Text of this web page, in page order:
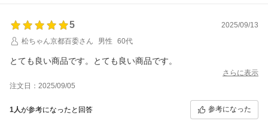
5
2025/09/13
松ちゃん京都百委さん
男性 60代
とても良い商品です。とても良い商品です。
さらに表示
注文日：2025/09/05
1人が参考になったと回答 参考になった